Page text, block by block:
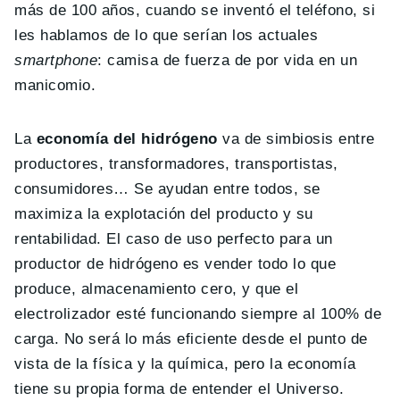
más de 100 años, cuando se inventó el teléfono, si
les hablamos de lo que serían los actuales
smartphone: camisa de fuerza de por vida en un
manicomio.
La economía del hidrógeno va de simbiosis entre
productores, transformadores, transportistas,
consumidores… Se ayudan entre todos, se
maximiza la explotación del producto y su
rentabilidad. El caso de uso perfecto para un
productor de hidrógeno es vender todo lo que
produce, almacenamiento cero, y que el
electrolizador esté funcionando siempre al 100% de
carga. No será lo más eficiente desde el punto de
vista de la física y la química, pero la economía
tiene su propia forma de entender el Universo.